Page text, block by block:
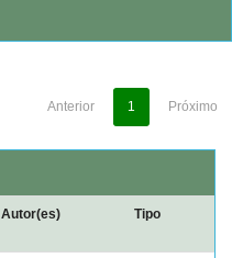
Anterior 1 Próximo
Autor(es) Tipo